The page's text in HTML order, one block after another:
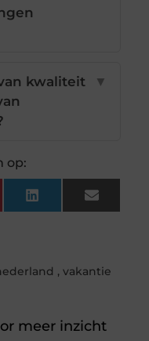
kwaliteit
▼
op:
LinkedInEmail
, vakantie
meer inzicht